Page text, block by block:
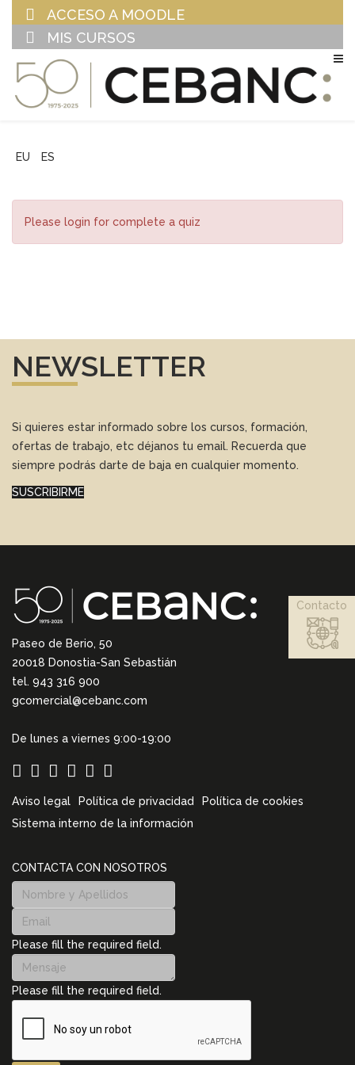
ACCESO A MOODLE
MIS CURSOS
EU ES
Please login for complete a quiz
NEWSLETTER
Si quieres estar informado sobre los cursos, formación,
ofertas de trabajo, etc déjanos tu email. Recuerda que
siempre podrás darte de baja en cualquier momento.
SUSCRIBIRME
Paseo de Berio, 50
20018 Donostia-San Sebastián
tel. 943 316 900
gcomercial@cebanc.com
De lunes a viernes 9:00-19:00
Aviso legal Política de privacidad
Política de cookies
Sistema interno de la información
CONTACTA CON NOSOTROS
Please fill the required field.
Please fill the required field.
Contacto